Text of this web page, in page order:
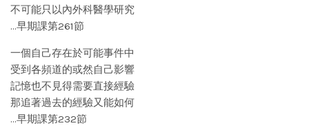
不可能只以內外科醫學研究
…早期課第261節
一個自己存在於可能事件中
受到各頻道的或然自己影響
記憶也不見得需要直接經驗
那追著過去的經驗又能如何
…早期課第232節